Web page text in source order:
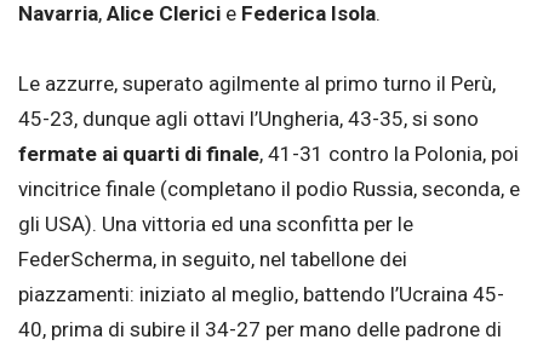
Navarria, Alice Clerici e Federica Isola.
Le azzurre, superato agilmente al primo turno il Perù,
45-23, dunque agli ottavi l’Ungheria, 43-35, si sono
fermate ai quarti di finale, 41-31 contro la Polonia, poi
vincitrice finale (completano il podio Russia, seconda, e
gli USA). Una vittoria ed una sconfitta per le
FederScherma, in seguito, nel tabellone dei
piazzamenti: iniziato al meglio, battendo l’Ucraina 45-
40, prima di subire il 34-27 per mano delle padrone di